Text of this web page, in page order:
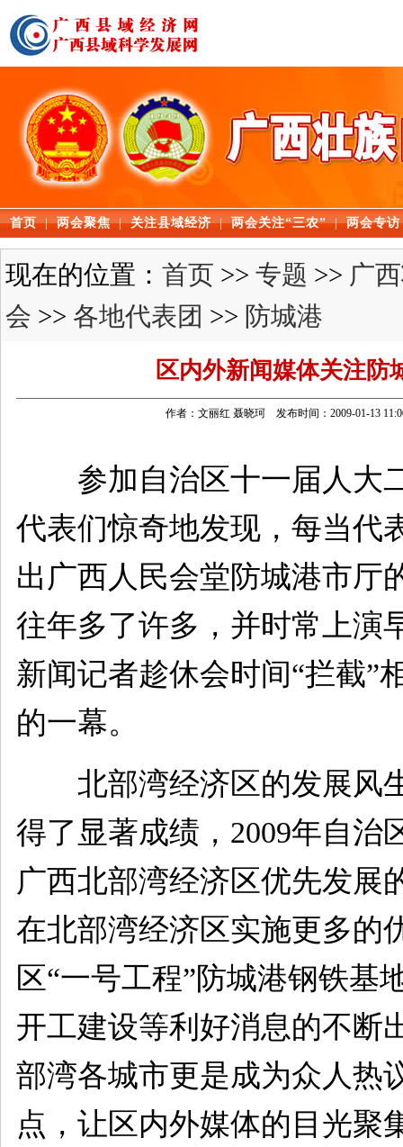
首页 | 两会聚焦 | 关注县域经济 | 两会关注“三农” | 两会专访
现在的位置： 首页 >> 专题 >> 广
会 >> 各地代表团 >> 防城港
区内外新闻媒体关注防
作者：文丽红 聂晓珂 发布时间：2009-01-13
参加自治区十一届人大
代表们惊奇地发现，每当代
出广西人民会堂防城港市厅
往年多了许多，并时常上演
新闻记者趁休会时间“拦截”
的一幕。
北部湾经济区的发展风
得了显著成绩，2009年自治
广西北部湾经济区优先发展
在北部湾经济区实施更多的
区“一号工程”防城港钢铁基
开工建设等利好消息的不断
部湾各城市更是成为众人热
点，让区内外媒体的目光聚